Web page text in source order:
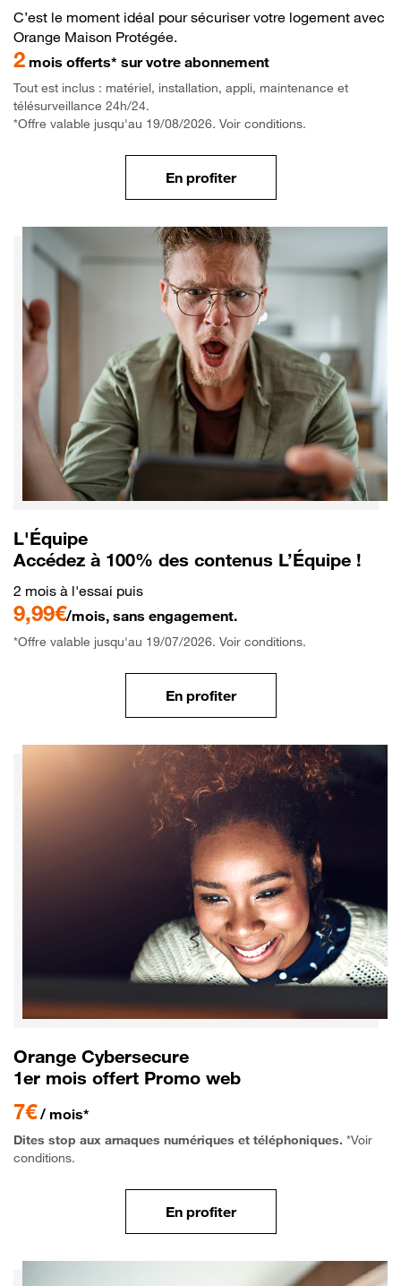
C’est le moment idéal pour sécuriser votre logement avec
Orange Maison Protégée.
2 mois offerts* sur votre abonnement
Tout est inclus : matériel, installation, appli, maintenance et
télésurveillance 24h/24.
*Offre valable jusqu'au 19/08/2026. Voir conditions.
En profiter
L'Équipe
Accédez à 100% des contenus L’Équipe !
2 mois à l'essai puis
9,99€/mois, sans engagement.
*Offre valable jusqu'au 19/07/2026. Voir conditions.
En profiter
Orange Cybersecure
1er mois offert Promo web
7€ / mois*
Dites stop aux arnaques numériques et téléphoniques. *Voir
conditions.
En profiter